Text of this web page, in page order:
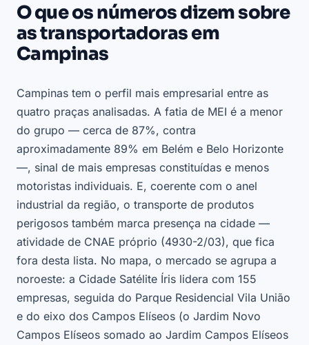
O que os números dizem sobre
as transportadoras em
Campinas
Campinas tem o perfil mais empresarial entre as
quatro praças analisadas. A fatia de MEI é a menor
do grupo — cerca de 87%, contra
aproximadamente 89% em Belém e Belo Horizonte
—, sinal de mais empresas constituídas e menos
motoristas individuais. E, coerente com o anel
industrial da região, o transporte de produtos
perigosos também marca presença na cidade —
atividade de CNAE próprio (4930-2/03), que fica
fora desta lista. No mapa, o mercado se agrupa a
noroeste: a Cidade Satélite Íris lidera com 155
empresas, seguida do Parque Residencial Vila União
e do eixo dos Campos Elíseos (o Jardim Novo
Campos Elíseos somado ao Jardim Campos Elíseos